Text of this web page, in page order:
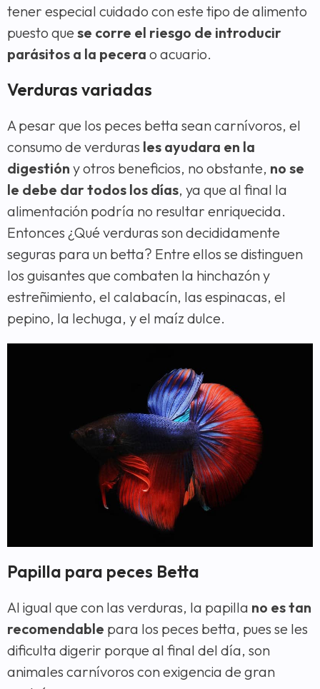
tener especial cuidado con este tipo de alimento
puesto que se corre el riesgo de introducir
parásitos a la pecera o acuario.
Verduras variadas
A pesar que los peces betta sean carnívoros, el
consumo de verduras les ayudara en la
digestión y otros beneficios, no obstante, no se
le debe dar todos los días, ya que al final la
alimentación podría no resultar enriquecida.
Entonces ¿Qué verduras son decididamente
seguras para un betta? Entre ellos se distinguen
los guisantes que combaten la hinchazón y
estreñimiento, el calabacín, las espinacas, el
pepino, la lechuga, y el maíz dulce.
Papilla para peces Betta
Al igual que con las verduras, la papilla no es tan
recomendable para los peces betta, pues se les
dificulta digerir porque al final del día, son
animales carnívoros con exigencia de gran